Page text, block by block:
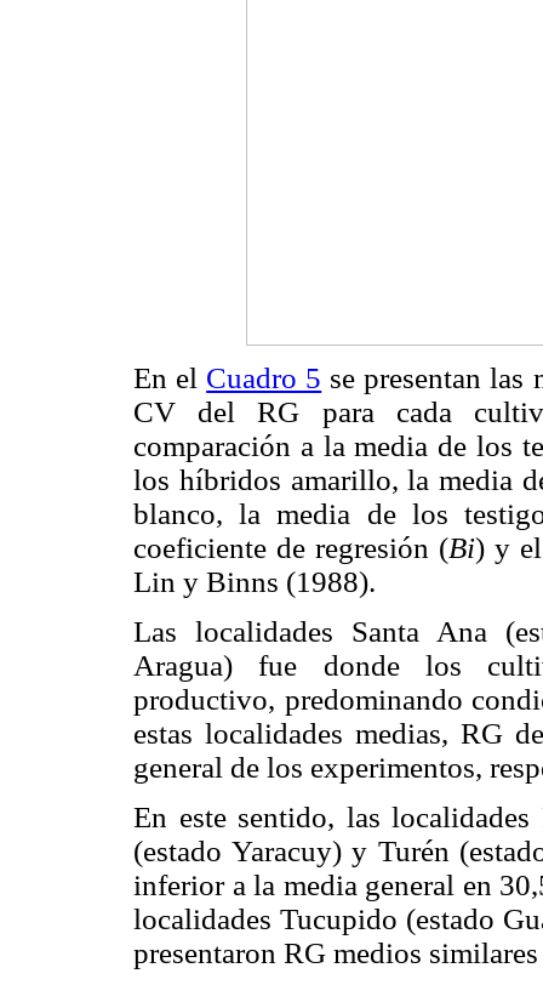
En el Cuadro 5 se presentan
CV del RG para cada
comparación a la media de los
los híbridos amarillo, la media
blanco, la media de los
coeficiente de regresión (Bi) y
Lin y Binns (1988).
Las localidades Santa Ana
Aragua) fue donde los
productivo, predominando
estas localidades medias, RG
general de los experimentos,
En este sentido, las
(estado Yaracuy) y Turén
inferior a la media general en
localidades Tucupido (estado
presentaron RG medios